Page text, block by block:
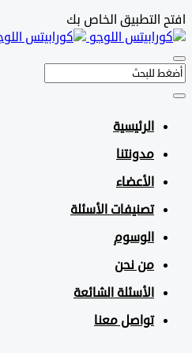
التطبيق الخاص بك
الرئيسية
مدونتنا
الأعضاء
تصنيفات الأسئلة
الوسوم
من نحن
الأسئلة الشائعة
تواصل معنا